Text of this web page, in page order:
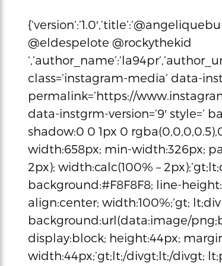
@eldespelote @rockythekid
class=’instagram-media’ data-
permalink=’https://
data-instgrm-version=’9′ style=’
shadow:0 0 1px 0
width:658px; min-width:326px;
2px); width:calc(100% –
background:#F8F8F8; line-
align:center; width:100%;’gt; lt;div
background:url(data:image/
display:block; height:44px;
width:44px;’gt;lt;/divgt;lt;/divgt;